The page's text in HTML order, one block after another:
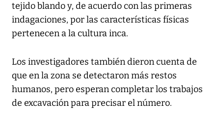
tejido blando y, de acuerdo con las primeras
indagaciones, por las características físicas
pertenecen a la cultura inca.
Los investigadores también dieron cuenta de
que en la zona se detectaron más restos
humanos, pero esperan completar los trabajos
de excavación para precisar el número.